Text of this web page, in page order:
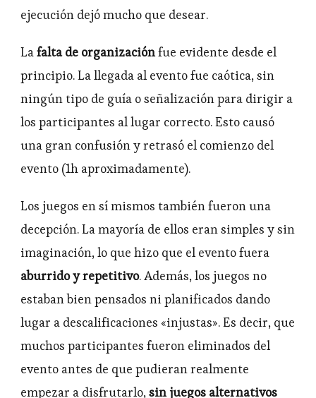
ejecución dejó mucho que desear.
Lafalta de organizaciónfue evidente desde el
principio. La llegada al evento fue caótica, sin
ningún tipo de guía o señalización para dirigir a
los participantes al lugar correcto. Esto causó
una gran confusión y retrasó el comienzo del
evento (1h aproximadamente).
Los juegos en sí mismos también fueron una
decepción. La mayoría de ellos eran simples y sin
imaginación, lo que hizo que el evento fuera
aburrido y repetitivo. Además, los juegos no
estaban bien pensados ni planificados dando
lugar a descalificaciones «injustas». Es decir, que
muchos participantes fueron eliminados del
evento antes de que pudieran realmente
empezar a disfrutarlo,sin juegos alternativos